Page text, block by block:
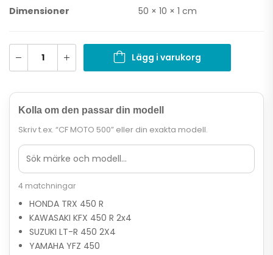
Dimensioner 50 × 10 × 1 cm
Lägg i varukorg
Kolla om den passar din modell
Skriv t.ex. “CF MOTO 500” eller din exakta modell.
4 matchningar
HONDA TRX 450 R
KAWASAKI KFX 450 R 2x4
SUZUKI LT-R 450 2X4
YAMAHA YFZ 450